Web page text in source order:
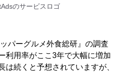
のサービスロゴ
パーグルメ外食総研』の調査
利用率がここ3年で大幅に増加
は続くと予想されていますが、